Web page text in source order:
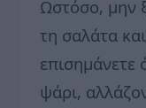
Ωστόσο, μην
τη σαλάτα
επισημάνετε
ψάρι,